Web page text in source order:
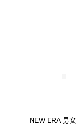
NEW ERA 男女